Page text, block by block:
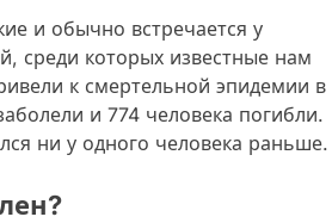
и обычно встречается у
среди которых известные нам
к смертельной эпидемии в
и 774 человека погибли.
ни у одного человека раньше.